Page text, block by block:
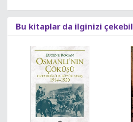
Bu kitaplar da ilginizi